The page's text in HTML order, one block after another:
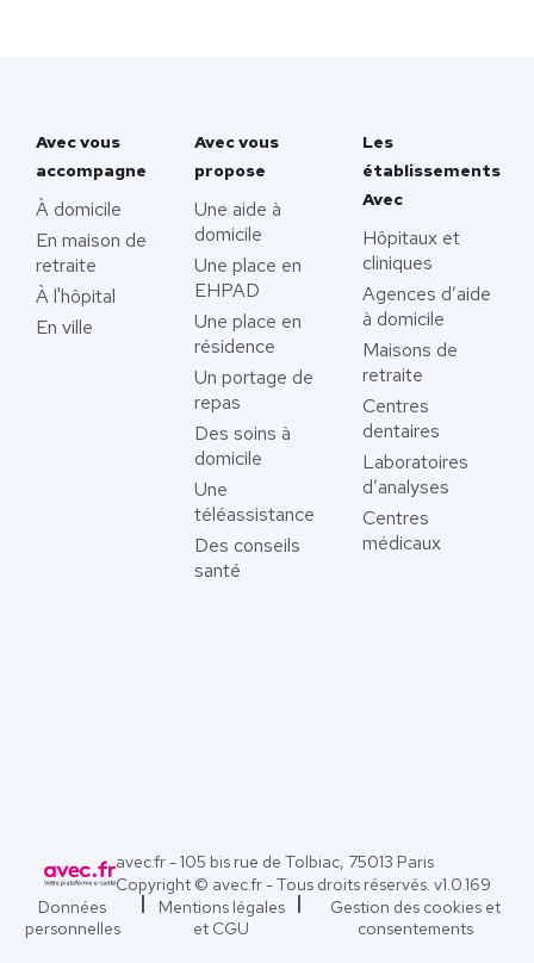
Avec vous
accompagne
À domicile
En maison de
retraite
À l'hôpital
En ville
Avec vous
propose
Une aide à
domicile
Une place en
EHPAD
Une place en
résidence
Un portage de
repas
Des soins à
domicile
Une
téléassistance
Des conseils
santé
Les
établissements
Avec
Hôpitaux et
cliniques
Agences d’aide
à domicile
Maisons de
retraite
Centres
dentaires
Laboratoires
d’analyses
Centres
médicaux
avec.fr - 105 bis rue de Tolbiac, 75013 Paris
Copyright © avec.fr - Tous droits réservés. v1.0.169
Données
personnelles
Mentions légales
et CGU
Gestion des cookies et
consentements